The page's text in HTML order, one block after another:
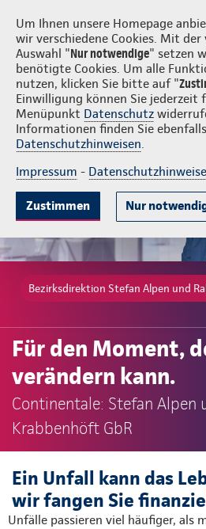
Um Ihnen unsere Homepage
wir verschiedene Cookies. Mit
Auswahl "Nur notwendige" setzen
benötigte Cookies. Um alle
nutzen, klicken Sie bitte auf "
Einwilligung können Sie jederzeit
Menüpunkt Datenschutz
Informationen finden Sie
Datenschutzhinweisen.
Impressum - Datenschutzhinweise
Zustimmen Nur
Stefan Alpen und Ralf Krabbenhöft
Gute Gründe Tarife & Leistungen
Bezirksdirektion Stefan Alpen und
Für den Moment,
verändern kann.
Continentale: Stefan Alpen
Krabbenhöft GbR
Ein Unfall kann das
wir fangen Sie
Unfälle passieren viel häufiger, als